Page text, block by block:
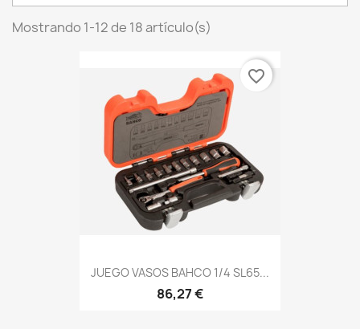
Mostrando 1-12 de 18 artículo(s)
JUEGO VASOS BAHCO 1/4 SL65...
86,27 €
favorite_border